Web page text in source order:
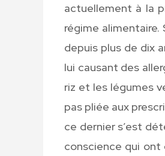
actuellement à la
régime
depuis plus de dix
lui causant des
riz et les légumes
pas pliée aux
ce dernier s’est
conscience qui